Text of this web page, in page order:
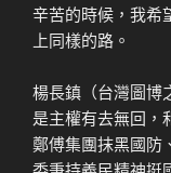
辛苦的時候，我希
上同樣的路。
楊長鎮（台灣圖博
是主權有去無回，
鄭傅集團抹黑國防